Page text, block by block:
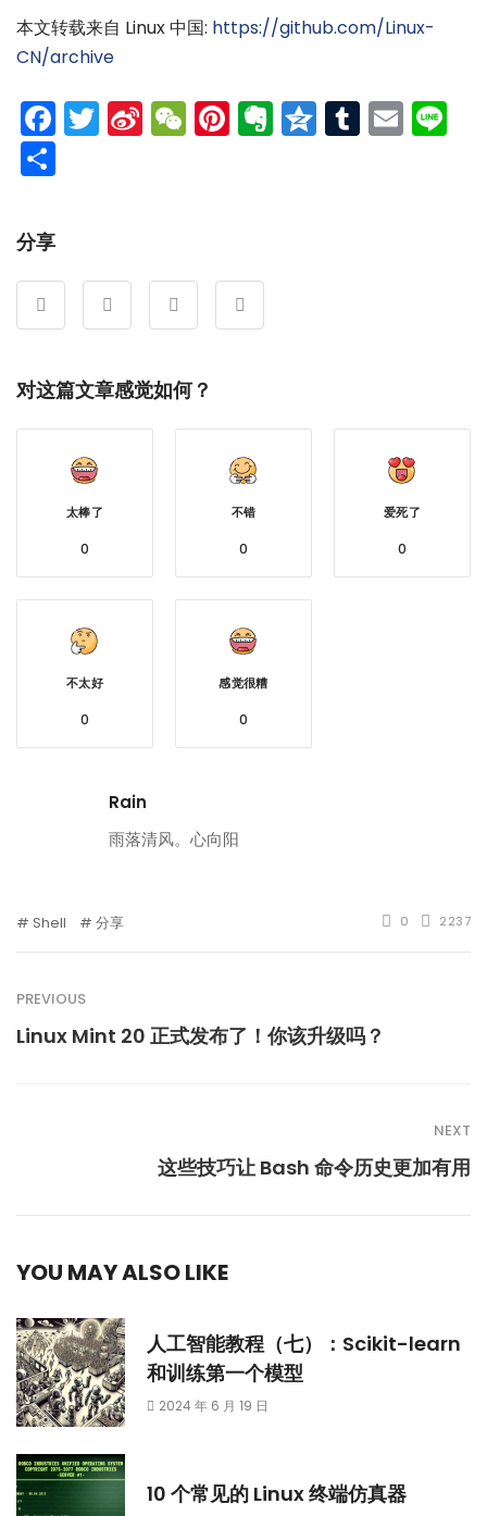
本文转载来自 Linux 中国: https://github.com/Linux-
CN/archive
Facebook
Twitter
Sina
Weibo
WeChat
Pinterest
Evernote
Qzone
Tumblr
分享
对这篇文章感觉如何？
太棒了
0
不错
0
爱死了
0
不太好
0
感觉很糟
0
Rain
雨落清风。心向阳
Shell 分享 0 2237
PREVIOUS
Linux Mint 20 正式发布了！你该升级吗？
NEXT
这些技巧让 Bash 命令历史更加有用
YOU MAY ALSO LIKE
人工智能教程（七）：Scikit-learn
和训练第一个模型
2024 年 6 月 19 日
10 个常见的 Linux 终端仿真器